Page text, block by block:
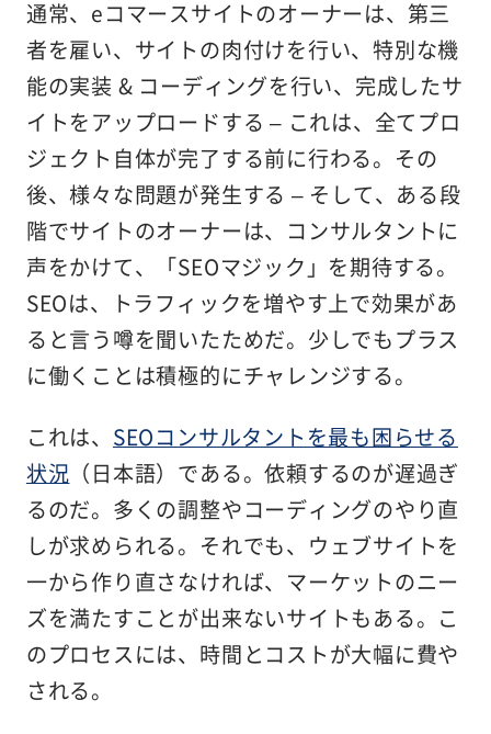
通常、eコマースサイトのオーナーは、第三
者を雇い、サイトの肉付けを行い、特別な機
能の実装 & コーディングを行い、完成したサ
イトをアップロードする – これは、全てプロ
ジェクト自体が完了する前に行わる。その
後、様々な問題が発生する – そして、ある段
階でサイトのオーナーは、コンサルタントに
声をかけて、「SEOマジック」を期待する。
SEOは、トラフィックを増やす上で効果があ
ると言う噂を聞いたためだ。少しでもプラス
に働くことは積極的にチャレンジする。
これは、 SEOコンサルタントを最も困らせる
状況 （日本語）である。依頼するのが遅過ぎ
るのだ。多くの調整やコーディングのやり直
しが求められる。それでも、ウェブサイトを
一から作り直さなければ、マーケットのニー
ズを満たすことが出来ないサイトもある。こ
のプロセスには、時間とコストが大幅に費や
される。